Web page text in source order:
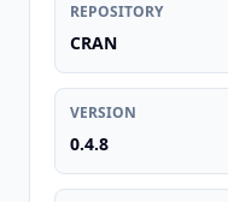
REPOSITORY
CRAN
VERSION
0.4.8